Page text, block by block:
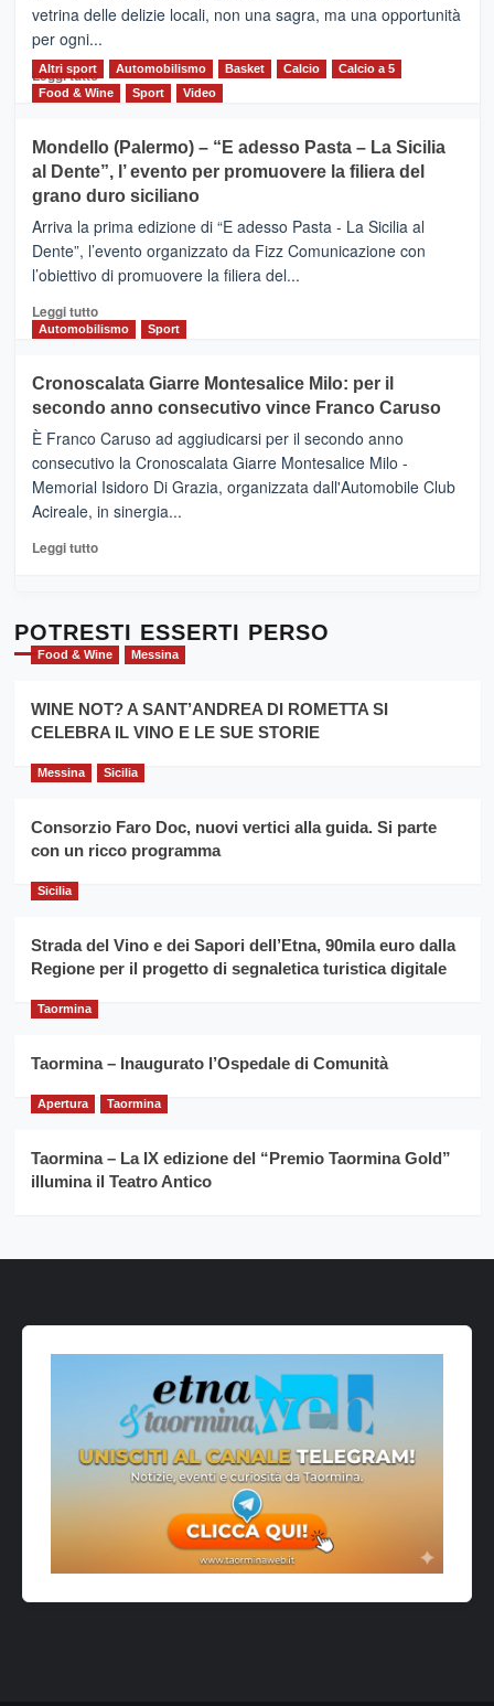
Vivicittà,
alla
scoperta
del
territorio,
e
messaggi
di
vetrina delle delizie locali, non una sagra, ma una opportunità
per ogni...
Leggi tuttoLeggi
di
CASTIGLIONE
DI
SICILIA
(Ct)
–
Il
Borgo
Gusto,
il
tra
sapori
vicoli
medievali
Altri sport Automobilismo Basket Calcio
Calcio a 5
Food & Wine
Sport Video
Mondello (Palermo) – “E adesso Pasta – La Sicilia
al Dente”, l’ evento per promuovere la filiera del
grano duro siciliano
Arriva la prima edizione di “E adesso Pasta - La Sicilia al
Dente”, l’evento organizzato da Fizz Comunicazione con
l’obiettivo di promuovere la filiera del...
Leggi tuttoLeggi
di
Mondello
(Palermo)
–
“E
adesso
Pasta
–
Sicilia
l’
evento
per
la
filiera
grano
Automobilismo Sport
Cronoscalata Giarre Montesalice Milo: per il
secondo anno consecutivo vince Franco Caruso
È Franco Caruso ad aggiudicarsi per il secondo anno
consecutivo la Cronoscalata Giarre Montesalice Milo -
Memorial Isidoro Di Grazia, organizzata dall'Automobile Club
Acireale, in sinergia...
Leggi tuttoLeggi
Cronoscalata
Giarre
Montesalice
per
il
anno
Franco
Caruso
POTRESTI ESSERTI PERSO
Food & Wine Messina
WINE NOT? A SANT’ANDREA DI ROMETTA SI
CELEBRA IL VINO E LE SUE STORIE
Messina Sicilia
Consorzio Faro Doc, nuovi vertici alla guida. Si parte
con un ricco programma
Sicilia
Strada del Vino e dei Sapori dell’Etna, 90mila euro dalla
Regione per il progetto di segnaletica turistica digitale
Taormina
Taormina – Inaugurato l’Ospedale di Comunità
Apertura Taormina
Taormina – La IX edizione del “Premio Taormina Gold”
illumina il Teatro Antico